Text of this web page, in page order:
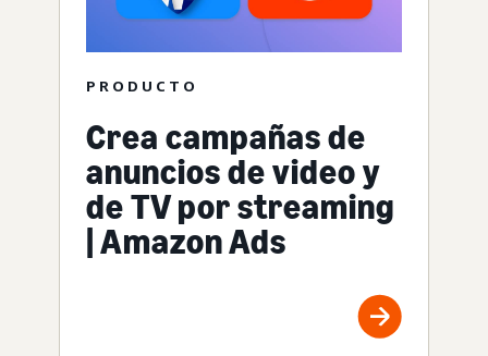
PRODUCTO
Crea campañas de
anuncios de video y
de TV por streaming
| Amazon Ads